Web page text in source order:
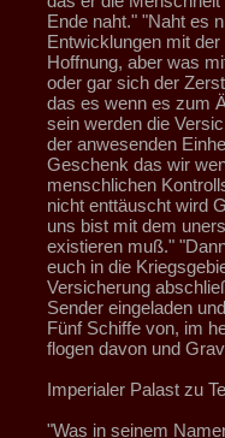
Ende naht." "Naht es
Entwicklungen mit
Hoffnung, aber was
oder gar sich der
das es wenn es zum
sein werden die
der anwesenden
Geschenk das wir
menschlichen
nicht enttäuscht wird
uns bist mit dem
existieren muß."
euch in die
Versicherung
Sender eingeladen
Fünf Schiffe von, im
flogen davon und
Imperialer Palast zu
"Was in seinem